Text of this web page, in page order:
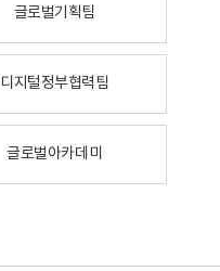
글로벌기획팀
디지털정부협력팀
글로벌아카데미